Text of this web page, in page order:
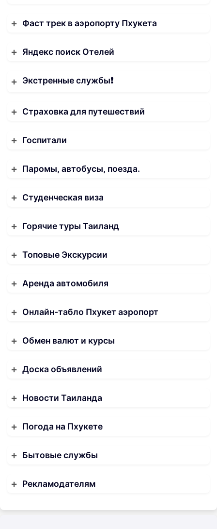
Фаст трек в аэропорту Пхукета
Яндекс поиск Отелей
Экстренные службы❗️
Страховка для путешествий
Госпитали
Паромы, автобусы, поезда.
Студенческая виза
Горячие туры Таиланд
Топовые Экскурсии
Аренда автомобиля
Онлайн-табло Пхукет аэропорт
Обмен валют и курсы
Доска объявлений
Новости Таиланда
Погода на Пхукете
Бытовые службы
Рекламодателям